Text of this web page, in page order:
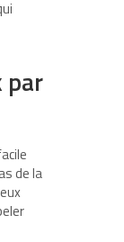
par
de la